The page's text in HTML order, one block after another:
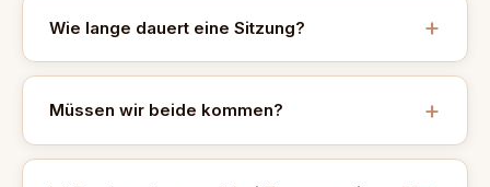
Wie lange dauert eine Sitzung?
Müssen wir beide kommen?